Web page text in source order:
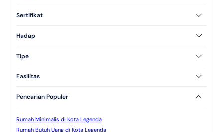
1 Lantai
Sertifikat
SHM
Hadap
Utara
Tipe
Tipe 60
Fasilitas
AC
Pencarian Populer
Rumah Minimalis di Kota Legenda
Rumah Butuh Uang di Kota Legenda